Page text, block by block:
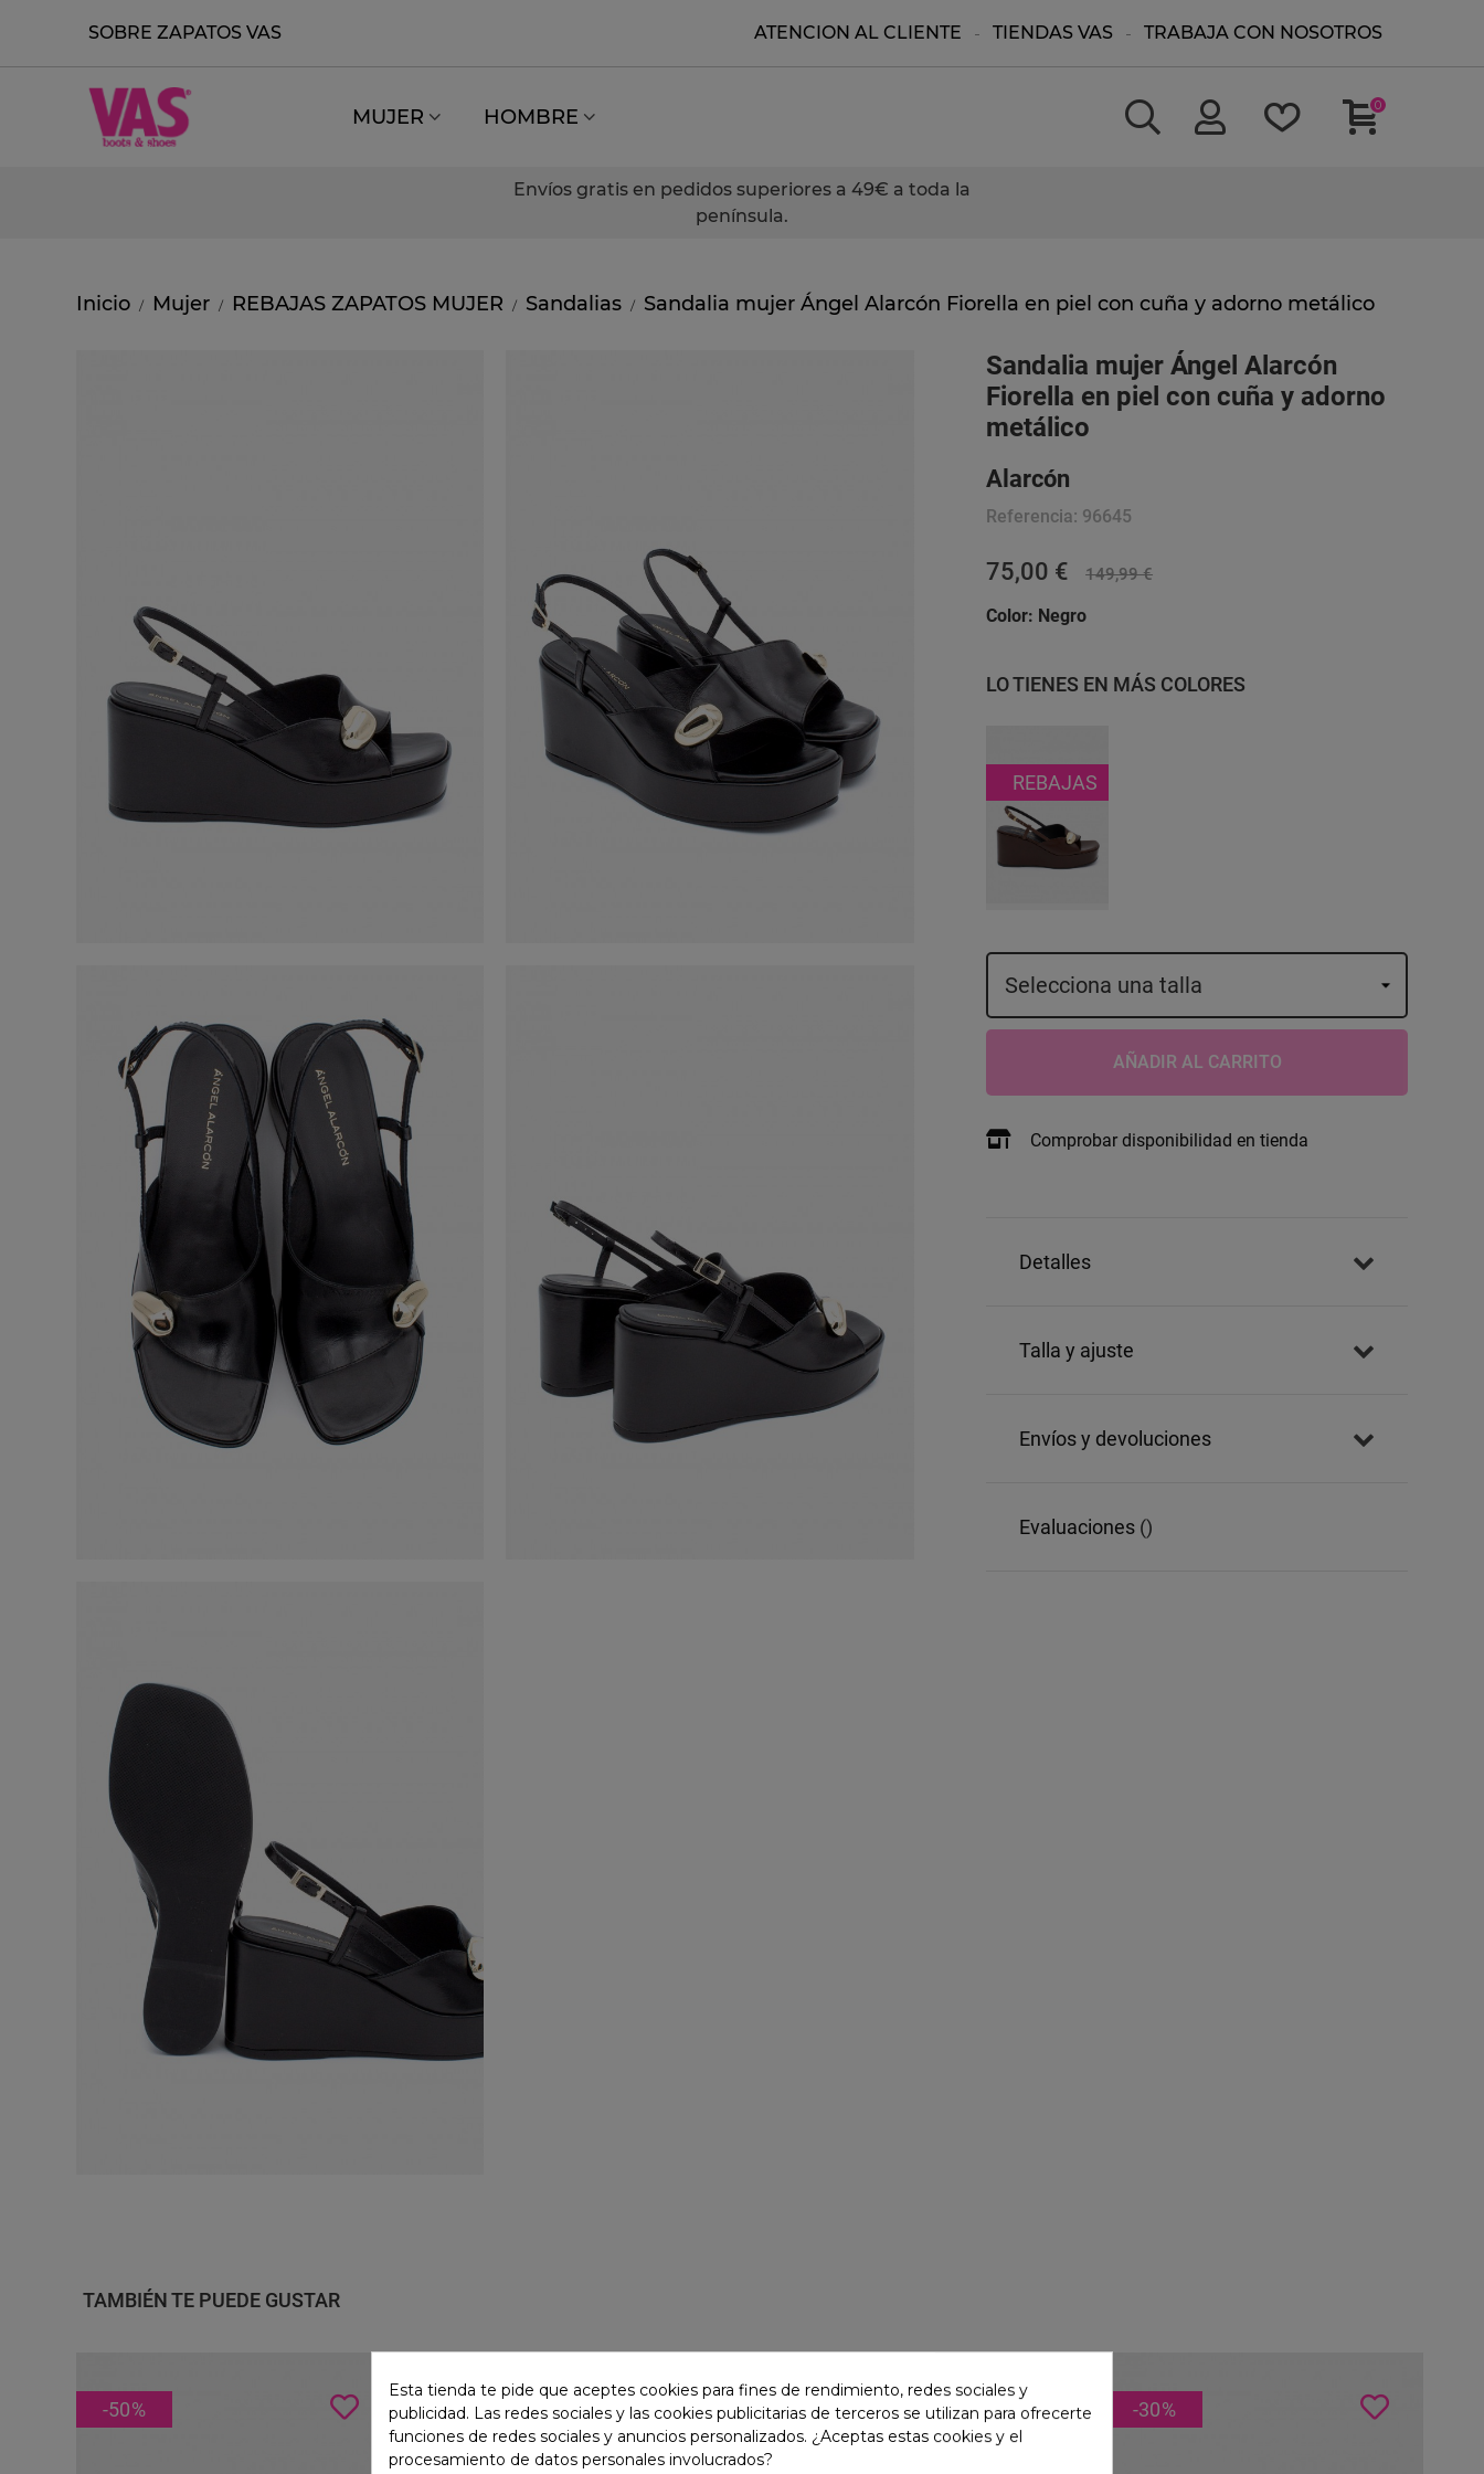
SOBRE ZAPATOS VAS ATENCION AL CLIENTE TIENDAS VAS TRABAJA CON NOSOTROS
MUJER HOMBRE 0
Envíos gratis en pedidos superiores a 49€ a toda la
península.
Inicio / Mujer / REBAJAS ZAPATOS MUJER / Sandalias / Sandalia mujer Ángel Alarcón Fiorella en piel con cuña y adorno metálico
Sandalia mujer Ángel Alarcón
Fiorella en piel con cuña y adorno
metálico
Alarcón
Referencia: 96645
75,00 € 149,99 €
Color: Negro
LO TIENES EN MÁS COLORES
REBAJAS
AÑADIR AL CARRITO
Comprobar disponibilidad en tienda
detalles
talla y ajuste
envíos y devoluciones
evaluaciones ()
TAMBIÉN TE PUEDE GUSTAR
-50% REBAJAS -30% -30%
Esta tienda te pide que aceptes cookies para fines de rendimiento, redes sociales y
publicidad. Las redes sociales y las cookies publicitarias de terceros se utilizan para ofrecerte
funciones de redes sociales y anuncios personalizados. ¿Aceptas estas cookies y el
procesamiento de datos personales involucrados?